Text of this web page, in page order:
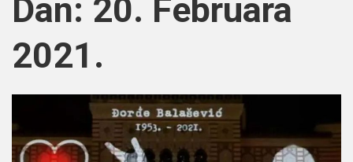
Dan: 20. Februara
2021.